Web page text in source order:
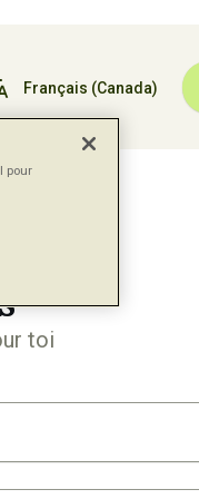
Français (Canada)
toi
pour